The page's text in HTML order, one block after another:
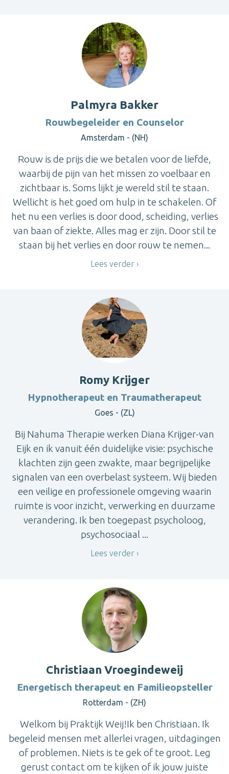
Palmyra Bakker
Rouwbegeleider en Counselor
Amsterdam - (NH)
Rouw is de prijs die we betalen voor de liefde,
waarbij de pijn van het missen zo voelbaar en
zichtbaar is. Soms lijkt je wereld stil te staan.
Wellicht is het goed om hulp in te schakelen. Of
het nu een verlies is door dood, scheiding, verlies
van baan of ziekte. Alles mag er zijn. Door stil te
staan bij het verlies en door rouw te nemen...
Lees verder
Romy Krijger
Hypnotherapeut en Traumatherapeut
Goes - (ZL)
Bij Nahuma Therapie werken Diana Krijger-van
Eijk en ik vanuit één duidelijke visie: psychische
klachten zijn geen zwakte, maar begrijpelijke
signalen van een overbelast systeem. Wij bieden
een veilige en professionele omgeving waarin
ruimte is voor inzicht, verwerking en duurzame
verandering. Ik ben toegepast psycholoog,
psychosociaal ...
Lees verder
Christiaan Vroegindeweij
Energetisch therapeut en Familieopsteller
Rotterdam - (ZH)
Welkom bij Praktijk Weij!Ik ben Christiaan. Ik
begeleid mensen met allerlei vragen, uitdagingen
of problemen. Niets is te gek of te groot. Leg
gerust contact om te kijken of ik jouw juiste